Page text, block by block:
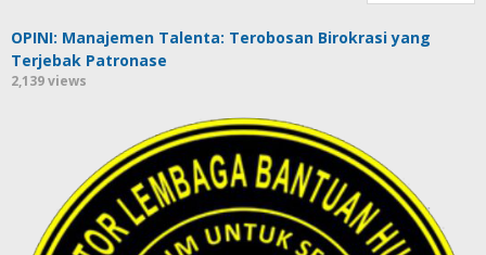
OPINI: Manajemen Talenta: Terobosan Birokrasi yang
Terjebak Patronase
2,139 views